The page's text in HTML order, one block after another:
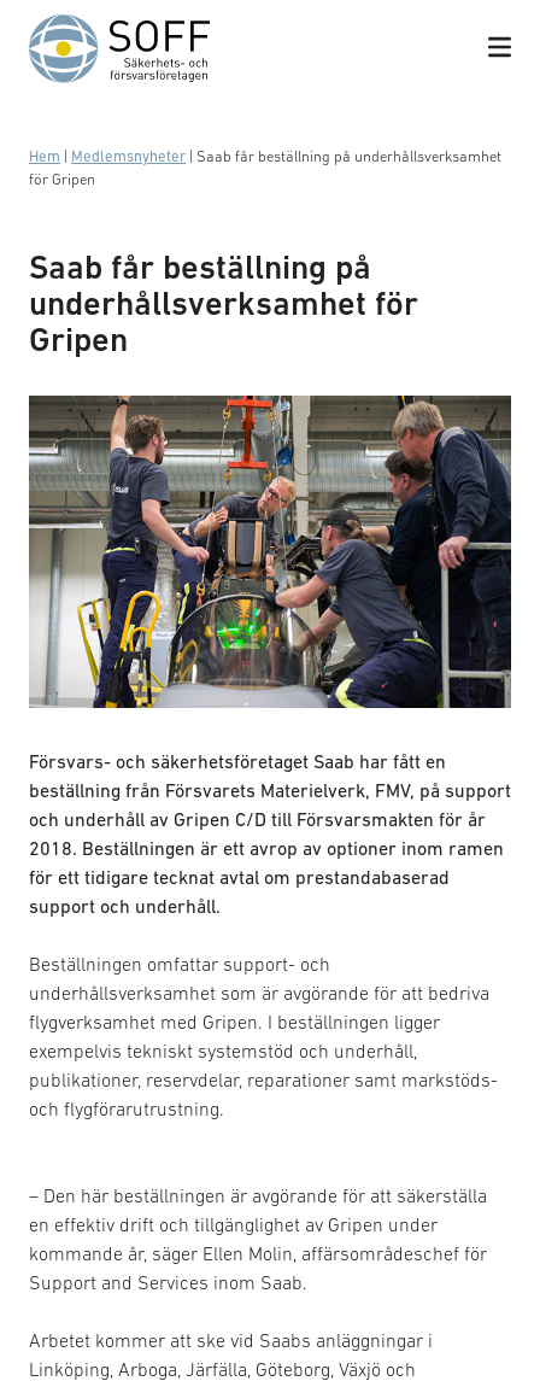
Hoppa till innehåll
Hem Medlemsnyheter
Saab får beställning på underhållsverksamhet
för Gripen
Saab får beställning på
underhållsverksamhet för
Gripen
Försvars- och säkerhetsföretaget Saab har fått en
beställning från Försvarets Materielverk, FMV, på support
och underhåll av Gripen C/D till Försvarsmakten för år
2018. Beställningen är ett avrop av optioner inom ramen
för ett tidigare tecknat avtal om prestandabaserad
support och underhåll.
Beställningen omfattar support- och
underhållsverksamhet som är avgörande för att bedriva
flygverksamhet med Gripen. I beställningen ligger
exempelvis tekniskt systemstöd och underhåll,
publikationer, reservdelar, reparationer samt markstöds-
och flygförarutrustning.
– Den här beställningen är avgörande för att säkerställa
en effektiv drift och tillgänglighet av Gripen under
kommande år, säger Ellen Molin, affärsområdeschef för
Support and Services inom Saab.
Arbetet kommer att ske vid Saabs anläggningar i
Linköping, Arboga, Järfälla, Göteborg, Växjö och